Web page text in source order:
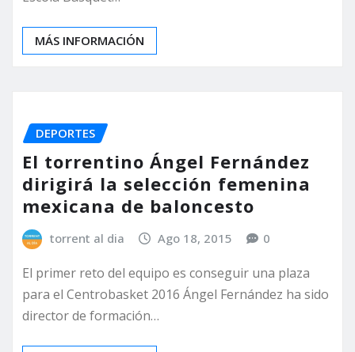
MÁS INFORMACIÓN
DEPORTES
El torrentino Ángel Fernández
dirigirá la selección femenina
mexicana de baloncesto
torrent al dia Ago 18, 2015 0
​El primer reto del equipo es conseguir una plaza
para el Centrobasket 2016 Ángel Fernández ha sido
director de formación…